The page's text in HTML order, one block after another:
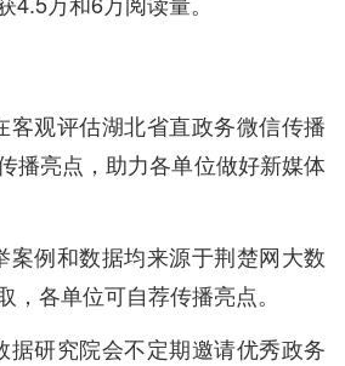
客观评估湖北省直政务微信传播
播亮点，助力各单位做好新媒体
案例和数据均来源于荆楚网大数
，各单位可自荐传播亮点。
据研究院会不定期邀请优秀政务